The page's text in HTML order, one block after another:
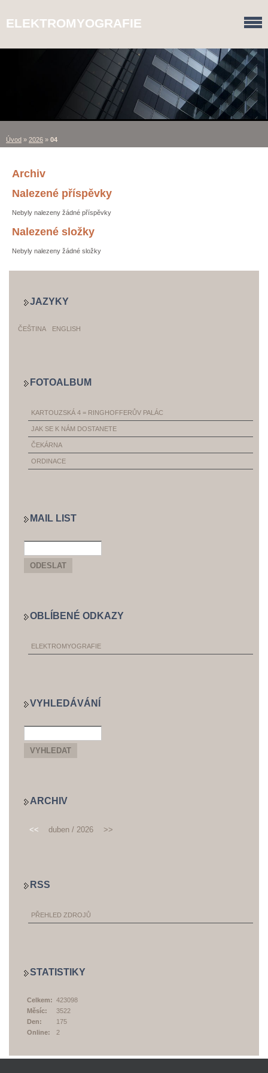
ELEKTROMYOGRAFIE
Úvod » 2026 » 04
Archiv
Nalezené příspěvky
Nebyly nalezeny žádné příspěvky
Nalezené složky
Nebyly nalezeny žádné složky
JAZYKY
ČEŠTINA ENGLISH
FOTOALBUM
KARTOUZSKÁ 4 = RINGHOFFERŮV PALÁC
JAK SE K NÁM DOSTANETE
ČEKÁRNA
ORDINACE
MAIL LIST
OBLÍBENÉ ODKAZY
ELEKTROMYOGRAFIE
VYHLEDÁVÁNÍ
ARCHIV
<< duben / 2026 >>
RSS
PŘEHLED ZDROJŮ
STATISTIKY
Online: 2
Celkem: 423098
Měsíc:
3522
Den:
175